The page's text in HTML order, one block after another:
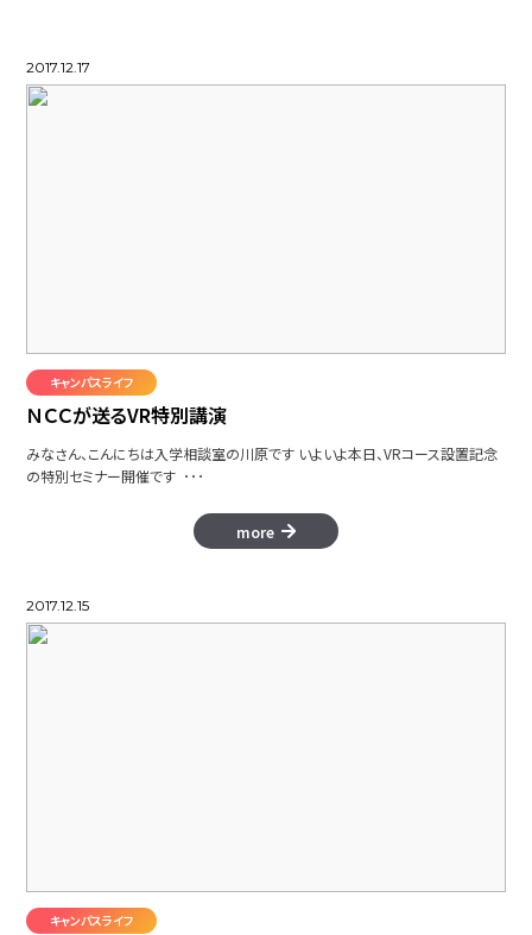
2017.12.17
キャンパスライフ
ＮＣＣが送るVR特別講演
みなさん、こんにちは入学相談室の川原です いよいよ本日、VRコース設置記念
の特別セミナー開催です ･･･
more
2017.12.15
キャンパスライフ